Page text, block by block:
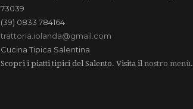
73039
(39) 0833 784164
trattoria.iolanda@gmail.com
Cucina Tipica Salentina
Scopri i piatti tipici del Salento. Visita ilnostro menù.